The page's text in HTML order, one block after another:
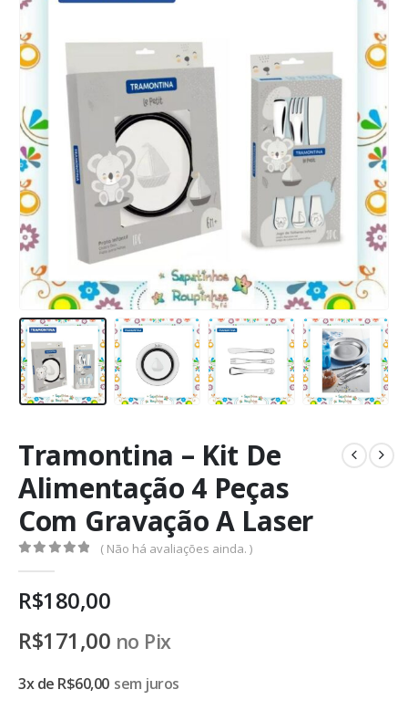
Tramontina – Kit De
Alimentação 4 Peças
Com Gravação A Laser
( Não há avaliações ainda. )
R$180,00
R$171,00 no Pix
3x de R$60,00 sem juros